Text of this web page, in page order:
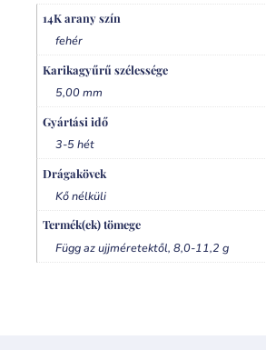
14K arany szín
fehér
Karikagyűrű szélessége
5,00 mm
Gyártási idő
3-5 hét
Drágakövek
Kő nélküli
Termék(ek) tömege
Függ az ujjméretektől, 8,0-11,2 g